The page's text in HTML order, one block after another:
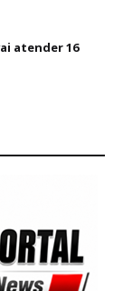
atender 16